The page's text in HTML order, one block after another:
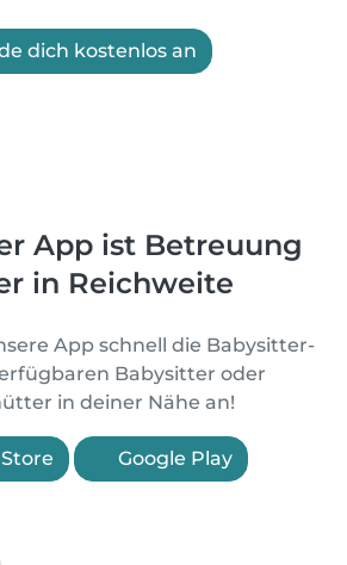
dich kostenlos an
App ist Betreuung
in Reichweite
App schnell die Babysitter-
Babysitter oder
in deiner Nähe an!
Google Play